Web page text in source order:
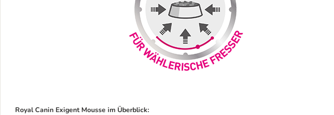
Royal Canin Exigent Mousse im Überblick: